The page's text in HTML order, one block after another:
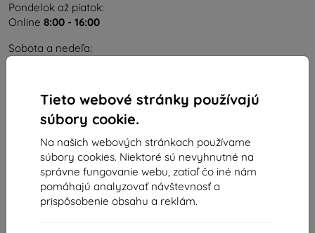
Tieto webové stránky používajú
súbory cookie.
Na našich webových stránkach používame
súbory cookies. Niektoré sú nevyhnutné na
správne fungovanie webu, zatiaľ čo iné nám
pomáhajú analyzovať návštevnosť a
prispôsobenie obsahu a reklám.
Pondelok až piatok:
Online 8:00 - 16:00
Sobota a nedeľa:
Nakupovanie
Doprava a platba
Cashback